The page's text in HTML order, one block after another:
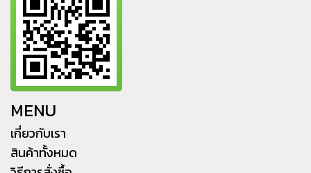
MENU
เกี่ยวกับเรา
สินค้าทั้งหมด